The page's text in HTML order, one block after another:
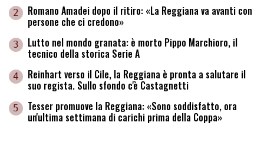
2 Romano Amadei dopo il ritiro: «La Reggiana va avanti con
persone che ci credono»
3 Lutto nel mondo granata: è morto Pippo Marchioro, il
tecnico della storica Serie A
4 Reinhart verso il Cile, la Reggiana è pronta a salutare il
suo regista. Sullo sfondo c'è Castagnetti
5 Tesser promuove la Reggiana: «Sono soddisfatto, ora
un'ultima settimana di carichi prima della Coppa»